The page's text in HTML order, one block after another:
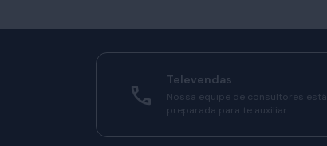
Televendas
Nossa equipe de consultores está
preparada para te auxiliar.